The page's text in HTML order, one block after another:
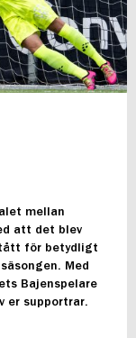
mellan
att det blev
för betydligt
Med
Bajenspelare
er supportrar.